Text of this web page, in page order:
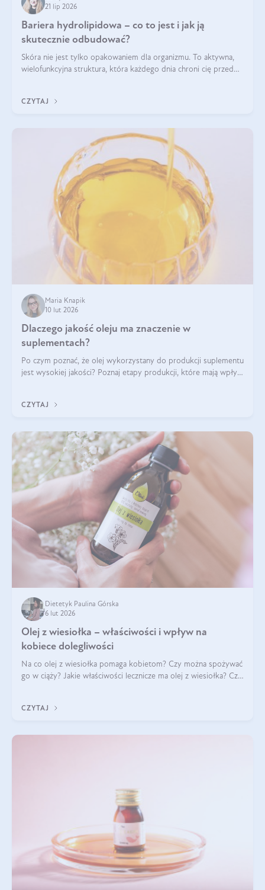
21 lip 2026
Bariera hydrolipidowa – co to jest i jak ją
skutecznie odbudować?
Skóra nie jest tylko opakowaniem dla organizmu. To aktywna,
wielofunkcyjna struktura, która każdego dnia chroni cię przed
bariera hydrolipidowa.
CZYTAJ
Maria Knapik
10 lut 2026
Dlaczego jakość oleju ma znaczenie w
suplementach?
Po czym poznać, że olej wykorzystany do produkcji suplementu
jest wysokiej jakości? Poznaj etapy produkcji, które mają wpływ
CZYTAJ
Dietetyk Paulina Górska
6 lut 2026
Olej z wiesiołka – właściwości i wpływ na
kobiece dolegliwości
Na co olej z wiesiołka pomaga kobietom? Czy można spożywać
go w ciąży? Jakie właściwości lecznicze ma olej z wiesiołka? Czy
CZYTAJ